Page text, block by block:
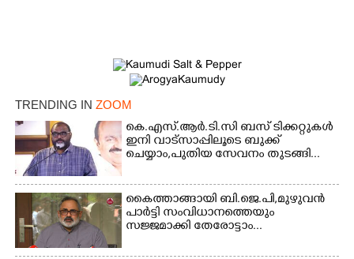
TRENDING IN ZOOM
കെ.എസ്.ആർ.ടി.സി ബസ് ടിക്കറ്റുകൾ
ഇനി വാട്സാപ്പിലൂടെ ബുക്ക്
ചെയ്യാം,പുതിയ സേവനം തുടങ്ങി...
കൈത്താങ്ങായി ബി.ജെ.പി,മുഴുവൻ
പാർട്ടി സംവിധാനത്തെയും
സജ്ജമാക്കി തേരോട്ടാം...
Share this link
Copy Link